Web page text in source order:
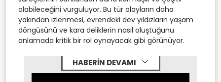
olabileceğini vurguluyor. Bu tür olayların daha
yakından izlenmesi, evrendeki dev yıldızların yaşam
döngüsünü ve kara deliklerin nasıl oluştuğunu
anlamada kritik bir rol oynayacak gibi görünüyor.
HABERİN DEVAMI